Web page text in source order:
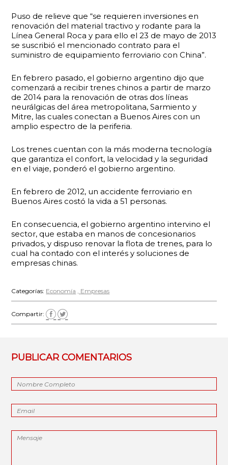
Puso de relieve que “se requieren inversiones en
renovación del material tractivo y rodante para la
Línea General Roca y para ello el 23 de mayo de 2013
se suscribió el mencionado contrato para el
suministro de equipamiento ferroviario con China”.
En febrero pasado, el gobierno argentino dijo que
comenzará a recibir trenes chinos a partir de marzo
de 2014 para la renovación de otras dos líneas
neurálgicas del área metropolitana, Sarmiento y
Mitre, las cuales conectan a Buenos Aires con un
amplio espectro de la periferia.
Los trenes cuentan con la más moderna tecnología
que garantiza el confort, la velocidad y la seguridad
en el viaje, ponderó el gobierno argentino.
En febrero de 2012, un accidente ferroviario en
Buenos Aires costó la vida a 51 personas.
En consecuencia, el gobierno argentino intervino el
sector, que estaba en manos de concesionarios
privados, y dispuso renovar la flota de trenes, para lo
cual ha contado con el interés y soluciones de
empresas chinas.
Categorías: Economía Empresas
Compartir:
PUBLICAR COMENTARIOS